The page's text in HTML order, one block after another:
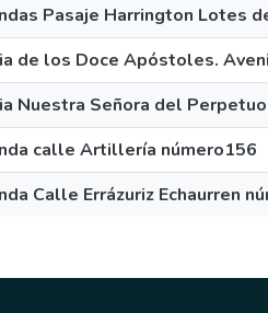
Pasaje Harrington Lotes
de los Doce Apóstoles.
Nuestra Señora del
calle Artillería número156
Calle Errázuriz Echaurren